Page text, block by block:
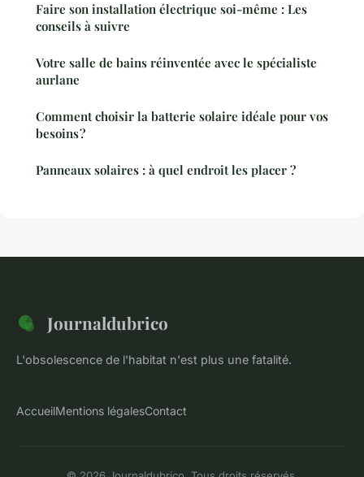
Faire son installation électrique soi-même : Les
conseils à suivre
Votre salle de bains réinventée avec le spécialiste
aurlane
Comment choisir la batterie solaire idéale pour vos
besoins ?
Panneaux solaires : à quel endroit les placer ?
Journaldubrico
L'obsolescence de l'habitat n'est plus une fatalité.
AccueilMentions légalesContact